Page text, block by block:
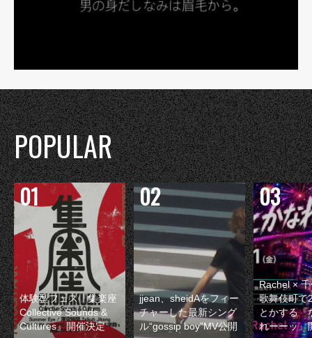
POPULAR
体験型フェス『集楽座
Collective Sounds &
Cultures』開催決定
jjean、sheidAをフィー
チャーした最新シング
ル“gossip boy”MV公開
Rachel ×
歌舞伎町で
とかする『
れーーッ』